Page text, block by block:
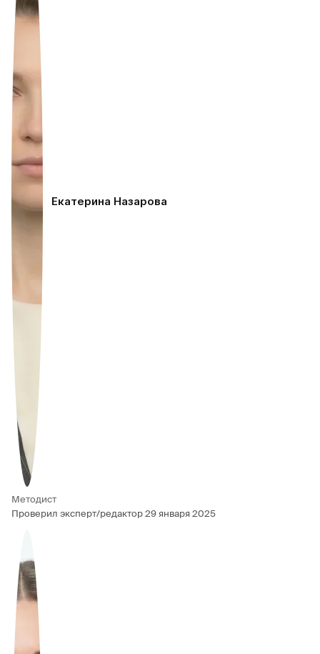
Екатерина Назарова
Методист
Проверил эксперт/редактор29 января 2025